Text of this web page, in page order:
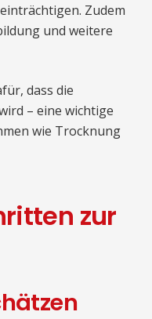
Zudem
und weitere
dass die
– eine wichtige
wie Trocknung
zur